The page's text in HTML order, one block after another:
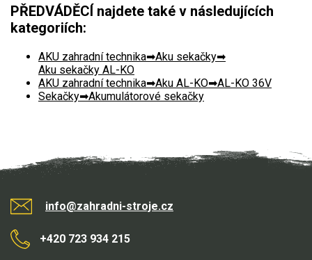
PŘEDVÁDĚCÍ najdete také v následujících
kategoriích:
AKU zahradní technika
Aku sekačky
Aku sekačky AL-KO
AKU zahradní technika
Aku AL-KO
AL-KO 36V
Sekačky
Akumulátorové sekačky
info@zahradni-stroje.cz
+420 723 934 215